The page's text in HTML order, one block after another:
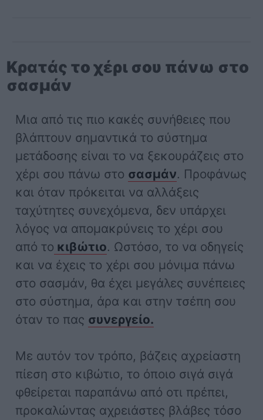
Κρατάς το χέρι σου πάνω στο
σασμάν
Μια από τις πιο κακές συνήθειες που
βλάπτουν σημαντικά το σύστημα
μετάδοσης είναι το να ξεκουράζεις στο
χέρι σου πάνω στο σασμάν. Προφάνως
και όταν πρόκειται να αλλάξεις
ταχύτητες συνεχόμενα, δεν υπάρχει
λόγος να απομακρύνεις το χέρι σου
από το κιβώτιο. Ωστόσο, το να οδηγείς
και να έχεις το χέρι σου μόνιμα πάνω
στο σασμάν, θα έχει μεγάλες συνέπειες
στο σύστημα, άρα και στην τσέπη σου
όταν το πας συνεργείο.
Με αυτόν τον τρόπο, βάζεις αχρείαστη
πίεση στο κιβώτιο, το όποιο σιγά σιγά
φθείρεται παραπάνω από οτι πρέπει,
προκαλώντας αχρειάστες βλάβες τόσο